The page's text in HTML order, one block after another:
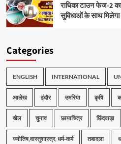
राधिका टाउन फेज-2
सुविधाओं के साथ
Categories
ENGLISH INTERNATIONAL
आलेख इंदौर उमरिया कृषि
खेल चुनाव छायाचित्र छिंदवाड़ा
ज्योतिष,वास्तुशास्त्र, धर्म-कर्म तबादला